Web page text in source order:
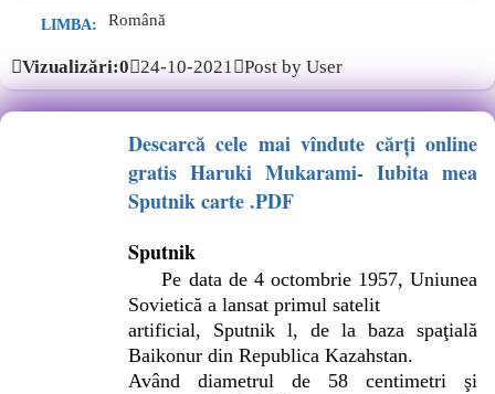
LIMBA: Română
Vizualizări:0 24-10-2021 Post by User
Descarcă cele mai vîndute cărți online
gratis Haruki Mukarami- Iubita mea
Sputnik carte .PDF
Sputnik
Pe data de 4 octombrie 1957, Uniunea
Sovietică a lansat primul satelit
artificial, Sputnik l, de la baza spaţială
Baikonur din Republica Kazahstan.
Având diametrul de 58 centimetri şi